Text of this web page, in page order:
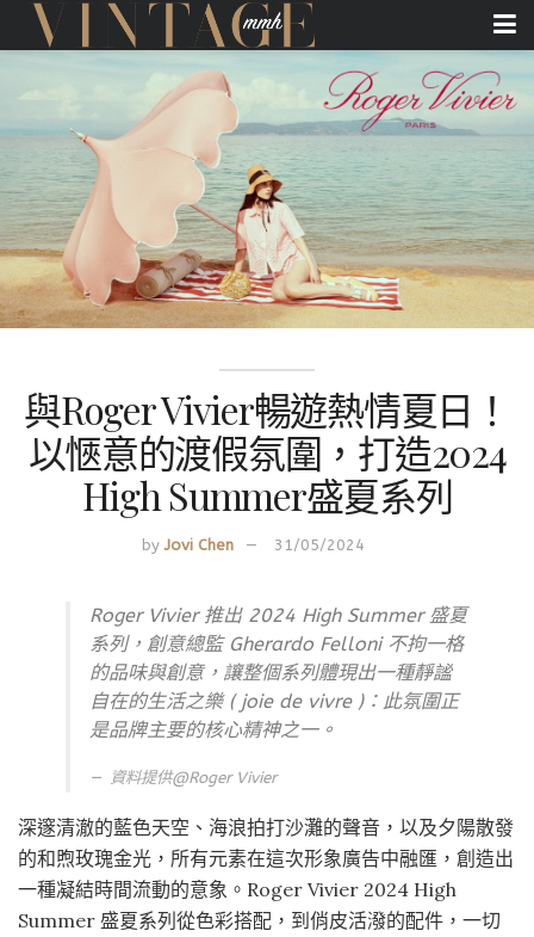
與Roger Vivier暢遊熱情夏日！
以愜意的渡假氛圍，打造2024
High Summer盛夏系列
by Jovi Chen 31/05/2024
Roger Vivier 推出 2024 High Summer 盛夏
系列，創意總監 Gherardo Felloni 不拘一格
的品味與創意，讓整個系列體現出一種靜謐
自在的生活之樂 ( joie de vivre )：此氛圍正
是品牌主要的核心精神之一。
資料提供@Roger Vivier
深邃清澈的藍色天空、海浪拍打沙灘的聲音，以及夕陽散發
的和煦玫瑰金光，所有元素在這次形象廣告中融匯，創造出
一種凝結時間流動的意象。Roger Vivier 2024 High
Summer 盛夏系列從色彩搭配，到俏皮活潑的配件，一切